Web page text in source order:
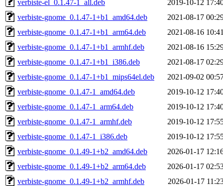
verbiste-el_0.1.47-1_all.deb
2019-10-12
verbiste-gnome_0.1.47-1+b1_amd64.deb
2021-08-17
verbiste-gnome_0.1.47-1+b1_arm64.deb
2021-08-16
verbiste-gnome_0.1.47-1+b1_armhf.deb
2021-08-16
verbiste-gnome_0.1.47-1+b1_i386.deb
2021-08-17
verbiste-gnome_0.1.47-1+b1_mips64el.deb
2021-09-02
verbiste-gnome_0.1.47-1_amd64.deb
2019-10-12
verbiste-gnome_0.1.47-1_arm64.deb
2019-10-12
verbiste-gnome_0.1.47-1_armhf.deb
2019-10-12
verbiste-gnome_0.1.47-1_i386.deb
2019-10-12
verbiste-gnome_0.1.49-1+b2_amd64.deb
2026-01-17
verbiste-gnome_0.1.49-1+b2_arm64.deb
2026-01-17
verbiste-gnome_0.1.49-1+b2_armhf.deb
2026-01-17